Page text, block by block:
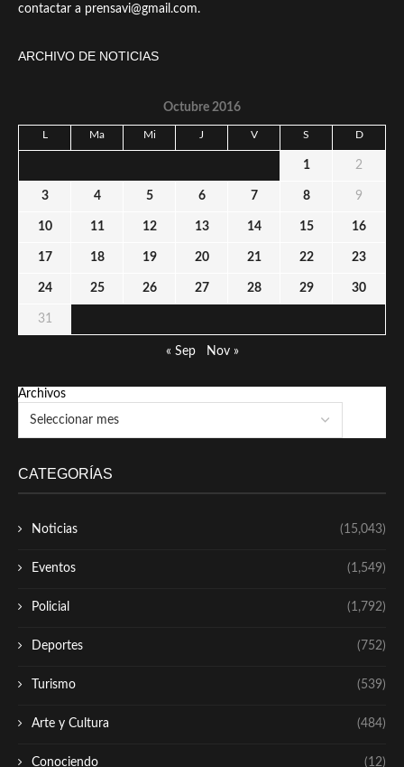
contactar a prensavi@gmail.com.
ARCHIVO DE NOTICIAS
Octubre 2016
L Ma Mi J V S D
1 2
3 4 5 6 7 8 9
10 11 12 13 14 15 16
17 18 19 20 21 22 23
24 25 26 27 28 29 30
31
« Sep Nov »
Archivos
CATEGORÍAS
Noticias (15,043)
Eventos (1,549)
Policial (1,792)
Deportes (752)
Turismo (539)
Arte y Cultura (484)
Conociendo (12)